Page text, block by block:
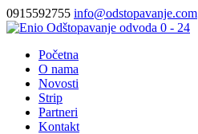
0915592755 info@odstopavanje.com
Početna
O nama
Novosti
Strip
Partneri
Kontakt